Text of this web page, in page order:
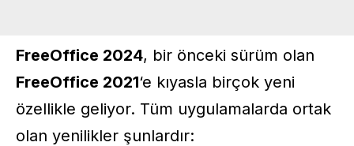
FreeOffice 2024, bir önceki sürüm olan
FreeOffice 2021‘e kıyasla birçok yeni
özellikle geliyor. Tüm uygulamalarda ortak
olan yenilikler şunlardır: